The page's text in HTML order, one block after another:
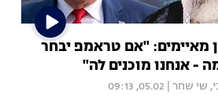
מאיימים: "אם טראמפ יבחר
- אנחנו מוכנים לה"
, שי שחר 05.02, 09:13